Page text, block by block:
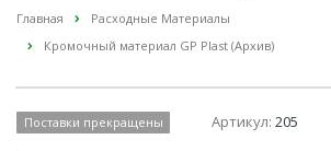
Главная
Расходные Материалы
Кромочный материал GP Plast (Архив)
Поставки прекращены Артикул:205